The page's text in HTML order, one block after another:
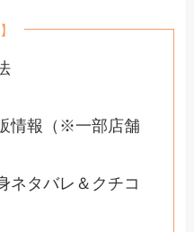
情報（※一部店舗
ネタバレ＆クチコ